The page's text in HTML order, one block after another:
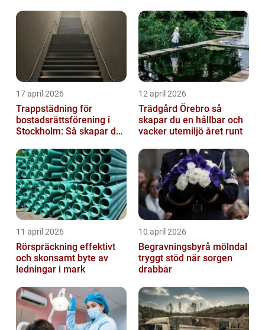
17 april 2026
Trappstädning för
bostadsrättsförening i
Stockholm: Så skapar du
trapphus...
12 april 2026
Trädgård Örebro så
skapar du en hållbar och
vacker utemiljö året runt
11 april 2026
Rörspräckning effektivt
och skonsamt byte av
ledningar i mark
10 april 2026
Begravningsbyrå mölndal
tryggt stöd när sorgen
drabbar